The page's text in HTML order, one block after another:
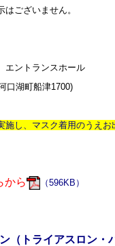
ざいません。
ントランスホール
湖町船津1700)
し、マスク着用のうえお
から （596KB）
（トライアスロン・